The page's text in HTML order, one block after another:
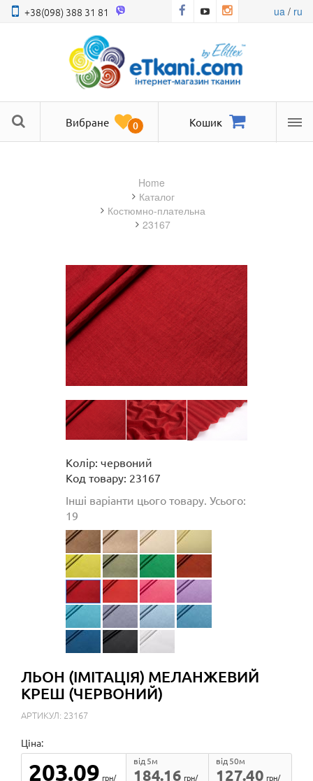
+38(098) 388 31 81 ua/ ru
Вибране 0 Кошик
Home
Каталог
костюмно-плательна
23167
Колір: червоний
Код товару: 23167
Інші варіанти цього товару. Усього:
19
ЛЬОН (ІМІТАЦІЯ) МЕЛАНЖЕВИЙ
КРЕШ (ЧЕРВОНИЙ)
АРТИКУЛ: 23167
Ціна:
203.09 грн/
184.16
від 5м
грн/
127.40
від 50м
грн/